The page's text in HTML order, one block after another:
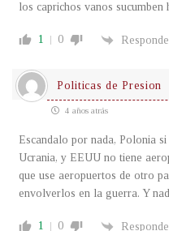
los caprichos vanos
1 0
Politicas de Presion
4 años atrás
Escandalo por nada, Polonia
Ucrania, y EEUU no tiene
que use aeropuertos de otro
envolverlos en la guerra. Y
1 0